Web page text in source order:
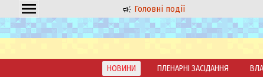
Головні події
НОВИНИ ПЛЕНАРНІ ЗАСІДАННЯ